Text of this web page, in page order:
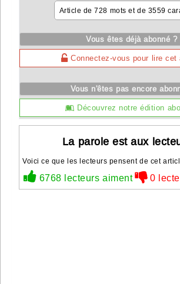
Article de 728 mots et de 3559
Vous êtes déjà abonné ?
Connectez-vous pour lire cet
Vous n'êtes pas encore
Découvrez notre édition
La parole est aux
Voici ce que les lecteurs pensent de cet
6768 lecteurs aiment 0